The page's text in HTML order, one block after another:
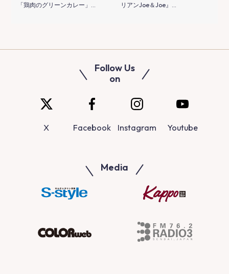
「鶏肉のグリーンカレー」…
リアンJoe＆Joe』…
Follow Us
on
X Facebook Instagram Youtube
Media